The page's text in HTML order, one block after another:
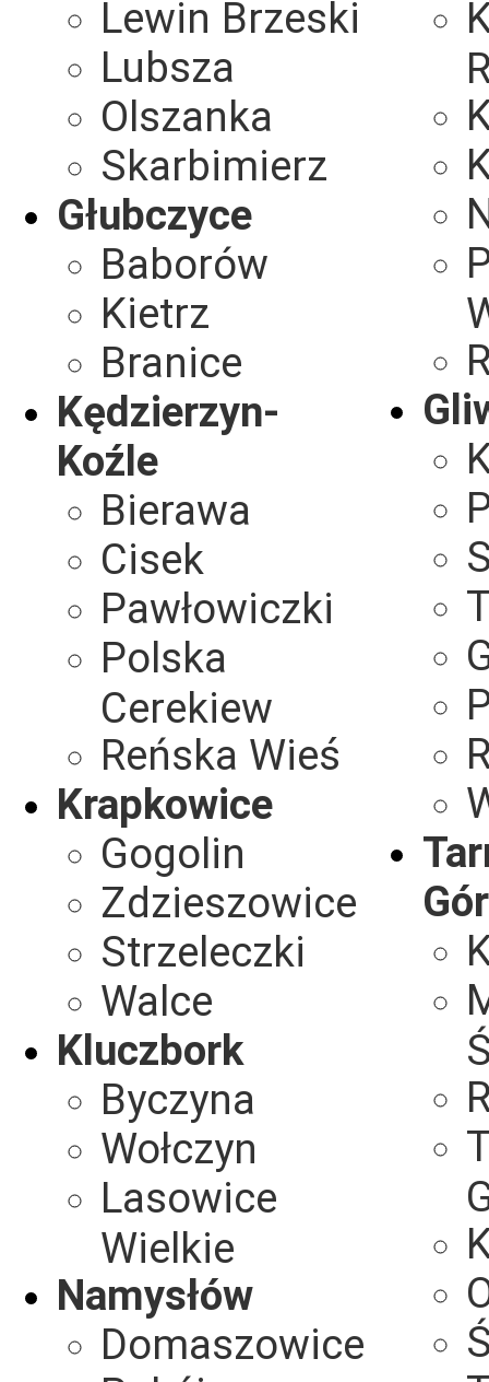
Lewin Brzeski
Lubsza
Olszanka
Skarbimierz
Głubczyce
Baborów
Kietrz
Branice
Kędzierzyn-
Koźle
Bierawa
Cisek
Pawłowiczki
Polska
Cerekiew
Reńska Wieś
Krapkowice
Gogolin
Zdzieszowice
Strzeleczki
Walce
Kluczbork
Byczyna
Wołczyn
Lasowice
Wielkie
Namysłów
Domaszowice